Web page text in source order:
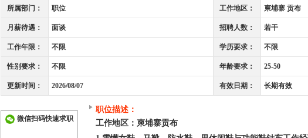
所属部门： 职位 工作地区： 柬埔寨 贡布
月薪待遇： 面谈 招聘人数： 若干
工作年限： 不限 学历要求： 不限
性别要求： 不限 年龄要求： 25-50
更新时间： 2026/08/07 有效日期： 长期有效
微信扫码快速求职
职位描述：
工作地区：柬埔寨贡布